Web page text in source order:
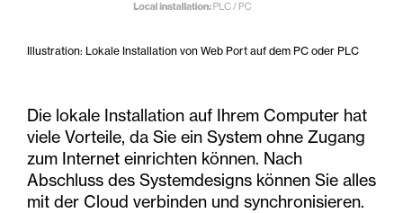
Illustration: Lokale Installation von Web Port auf dem PC oder PLC
Die lokale Installation auf Ihrem Computer hat
viele Vorteile, da Sie ein System ohne Zugang
zum Internet einrichten können. Nach
Abschluss des Systemdesigns können Sie alles
mit der Cloud verbinden und synchronisieren.